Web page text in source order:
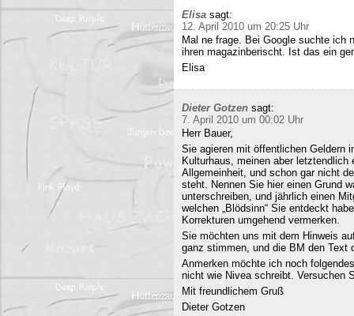
Elisa sagt:
12. April 2010 um 20:25 Uhr
Mal ne frage. Bei Google suchte ich
ihren magazinberischt. Ist das ein
Elisa
Dieter Gotzen sagt:
7. April 2010 um 00:02 Uhr
Herr Bauer,
Sie agieren mit öffentlichen Geldern
Kulturhaus, meinen aber
Allgemeinheit, und schon gar nicht
steht. Nennen Sie hier einen Grund
unterschreiben, und jährlich einen
welchen „Blödsinn“ Sie entdeckt
Korrekturen umgehend vermerken.
Sie möchten uns mit dem Hinweis
ganz stimmen, und die BM den Text
Anmerken möchte ich noch
nicht wie Nivea schreibt. Versuchen
Mit freundlichem Gruß
Dieter Gotzen